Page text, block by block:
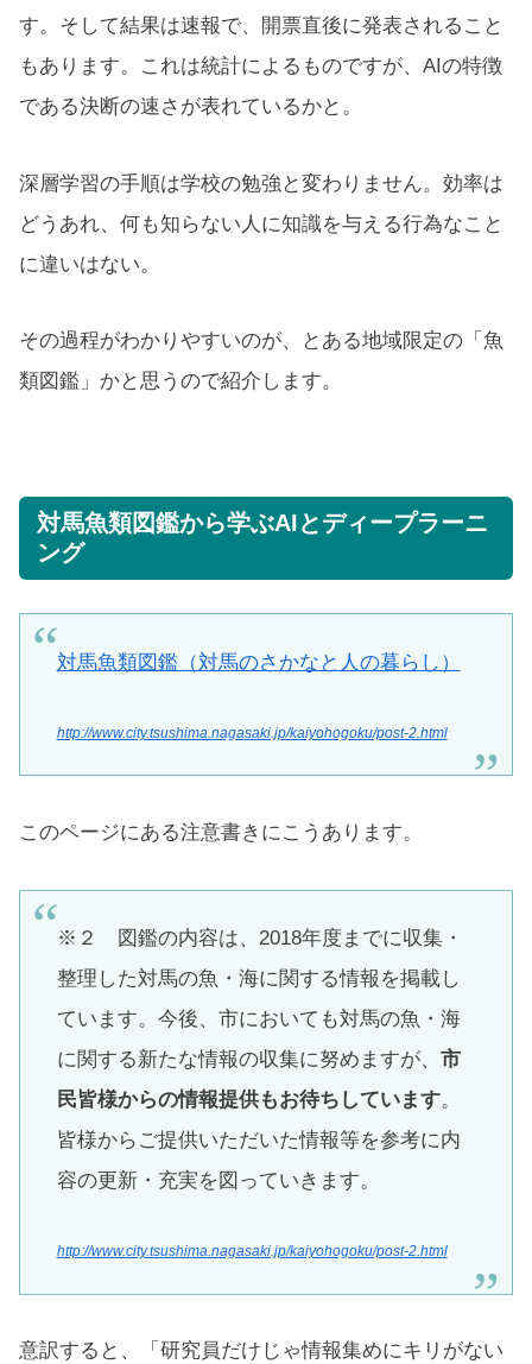
す。そして結果は速報で、開票直後に発表されること
もあります。これは統計によるものですが、AIの特徴
である決断の速さが表れているかと。
深層学習の手順は学校の勉強と変わりません。効率は
どうあれ、何も知らない人に知識を与える行為なこと
に違いはない。
その過程がわかりやすいのが、とある地域限定の「魚
類図鑑」かと思うので紹介します。
対馬魚類図鑑から学ぶAIとディープラーニ
ング
対馬魚類図鑑（対馬のさかなと人の暮らし）
http://www.city.tsushima.nagasaki.jp/kaiyohogoku/post-2.html
このページにある注意書きにこうあります。
※２ 図鑑の内容は、2018年度までに収集・
整理した対馬の魚・海に関する情報を掲載し
ています。今後、市においても対馬の魚・海
に関する新たな情報の収集に努めますが、 市
民皆様からの情報提供もお待ちしています。
皆様からご提供いただいた情報等を参考に内
容の更新・充実を図っていきます。
http://www.city.tsushima.nagasaki.jp/kaiyohogoku/post-2.html
意訳すると、「研究員だけじゃ情報集めにキリがない